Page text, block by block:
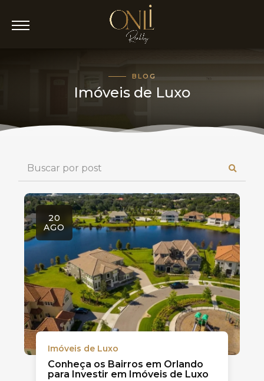
BLOG
Imóveis de Luxo
20
AGO
Imóveis de Luxo
Conheça os Bairros em Orlando
para Investir em Imóveis de Luxo